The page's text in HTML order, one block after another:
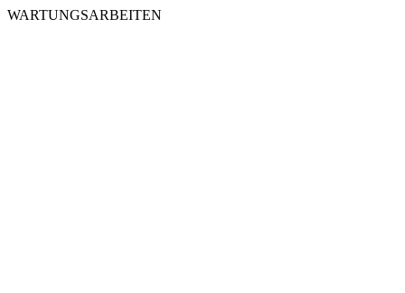
WARTUNGSARBEITEN